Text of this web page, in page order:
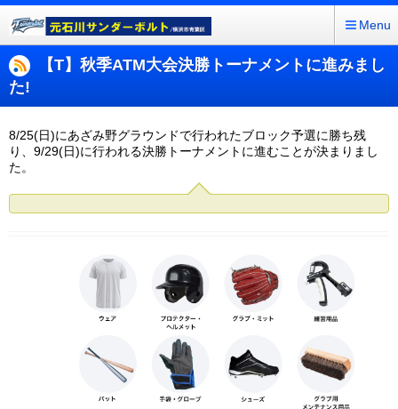
Menu
【T】秋季ATM大会決勝トーナメントに進みまし
た!
8/25(日)にあざみ野グラウンドで行われたブロック予選に勝ち残
り、9/29(日)に行われる決勝トーナメントに進むことが決まりまし
た。